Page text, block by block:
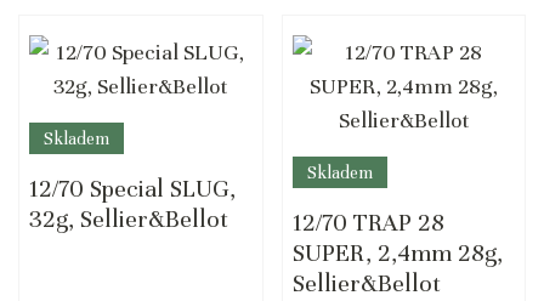
Skladem
12/70 Special SLUG,
32g, Sellier&Bellot
Skladem
12/70 TRAP 28
SUPER, 2,4mm 28g,
Sellier&Bellot